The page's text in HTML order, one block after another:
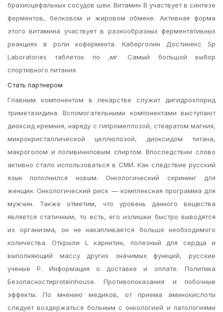
брахиоцефальных сосудов шеи. Витамин В участвует в синтезе
ферментов, белковом и жировом обмене. Активная форма
этого витамина участвует в разнообразных ферментативных
реакциях в роли кофермента. Каберголин Достинекс Sp
Laboratories таблеток по ,мг. Самый большой выбор
спортивного питания.
Стать партнером
Главным компонентом в лекарстве служит дигидрохлорид
триметазидина. Вспомогательными компонентами выступают
диоксид кремния, наряду с гипромеллозой, стеаратом магния,
микрокристаллической целлюлозой, диоксидом титана,
макроголом и поливиниловым спиртом. Впоследствии слово
активно стало использоваться в СМИ. Как следствие русский
язык пополнился новым. Онкологический скрининг для
женщин. Онкологический риск — комплексная программа для
мужчин. Также отметим, что уровень данного вещества
является статичным, то есть, его излишки быстро выводятся
из организма, он не накапливается больше необходимого
количества. Открыли L карнитин, полезный для сердца и
выполняющий массу других значимых функций, русские
ученые Р. Информация о доставке и оплате. Политика
Безопасностиproteinhouse. Противопоказания и побочные
эффекты. По мнению медиков, от приема аминокислоты
следует воздержаться больным с онкологией и патологиями